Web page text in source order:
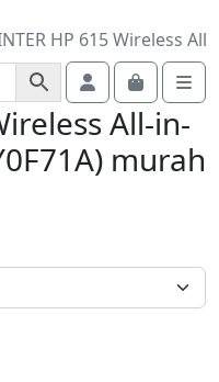
HP 615 Wireless
AccountCart
All-in-
murah